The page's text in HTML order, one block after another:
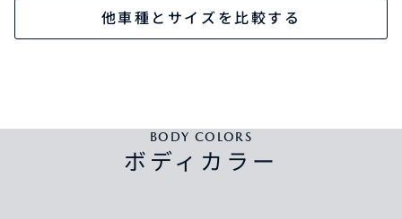
他車種とサイズを比較する
BODY COLORS
ボディカラー